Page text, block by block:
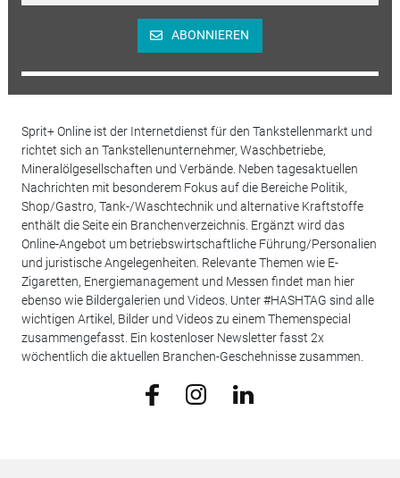
ABONNIEREN
Sprit+ Online ist der Internetdienst für den Tankstellenmarkt und
richtet sich an Tankstellenunternehmer, Waschbetriebe,
Mineralölgesellschaften und Verbände. Neben tagesaktuellen
Nachrichten mit besonderem Fokus auf die Bereiche Politik,
Shop/Gastro, Tank-/Waschtechnik und alternative Kraftstoffe
enthält die Seite ein Branchenverzeichnis. Ergänzt wird das
Online-Angebot um betriebswirtschaftliche Führung/Personalien
und juristische Angelegenheiten. Relevante Themen wie E-
Zigaretten, Energiemanagement und Messen findet man hier
ebenso wie Bildergalerien und Videos. Unter #HASHTAG sind alle
wichtigen Artikel, Bilder und Videos zu einem Themenspecial
zusammengefasst. Ein kostenloser Newsletter fasst 2x
wöchentlich die aktuellen Branchen-Geschehnisse zusammen.